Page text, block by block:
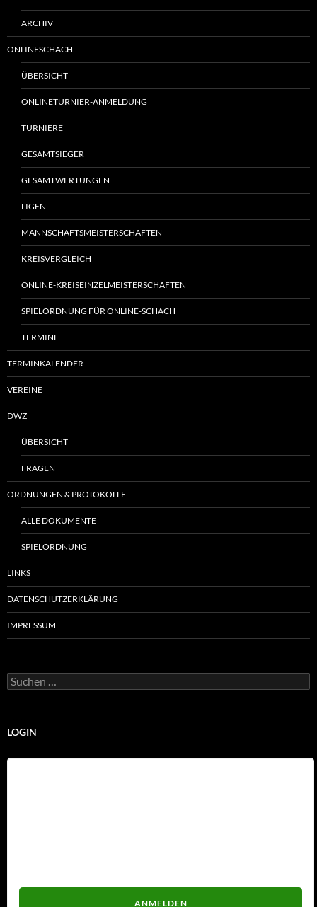
ARCHIV
ONLINESCHACH
ÜBERSICHT
ONLINETURNIER-ANMELDUNG
TURNIERE
GESAMTSIEGER
GESAMTWERTUNGEN
LIGEN
MANNSCHAFTSMEISTERSCHAFTEN
KREISVERGLEICH
ONLINE-KREISEINZELMEISTERSCHAFTEN
SPIELORDNUNG FÜR ONLINE-SCHACH
TERMINE
TERMINKALENDER
VEREINE
DWZ
ÜBERSICHT
FRAGEN
ORDNUNGEN & PROTOKOLLE
ALLE DOKUMENTE
SPIELORDNUNG
LINKS
DATENSCHUTZERKLÄRUNG
IMPRESSUM
Suchen
nach:
LOGIN